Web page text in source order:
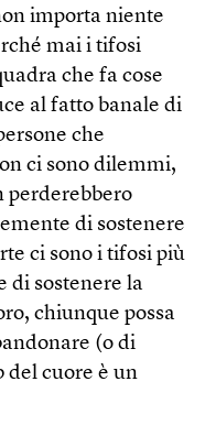
importa niente
mai i tifosi
che fa cose
al fatto banale di
che
ci sono dilemmi,
perderebbero
di sostenere
ci sono i tifosi più
di sostenere la
chiunque possa
(o di
del cuore è un